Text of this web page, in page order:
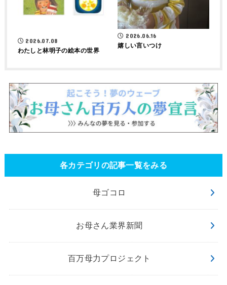
2026.07.08
わたしと林明子の絵本の世界
2026.06.16
嬉しい言いつけ
各カテゴリの記事一覧をみる
母ゴコロ
お母さん業界新聞
百万母力プロジェクト